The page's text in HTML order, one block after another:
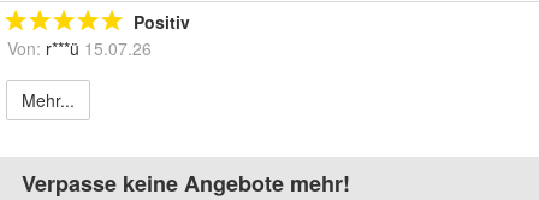
Positiv
Von: r***ü 15.07.26
Mehr...
Verpasse keine Angebote mehr!